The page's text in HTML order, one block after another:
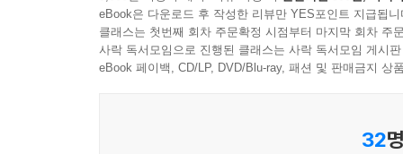
수능 만점자, 서울대 재학생 160명에게 직접 듣는
‘이것’만 있다면 누구나 ‘반전 드라마’의 주인공이
전교 꼴찌, 내신 성적이 줄줄이 4~5등급이었던
eBook은 다운로드 후 작성한 리뷰만 YES포인트 지급됩니
클래스는 첫번째 회차 주문확정 시점부터 마지막 회차 주
사락 독서모임으로 진행된 클래스는 사락 독서모임 게시
eBook 페이백, CD/LP, DVD/Blu-ray, 패션 및 판매금지 상
32